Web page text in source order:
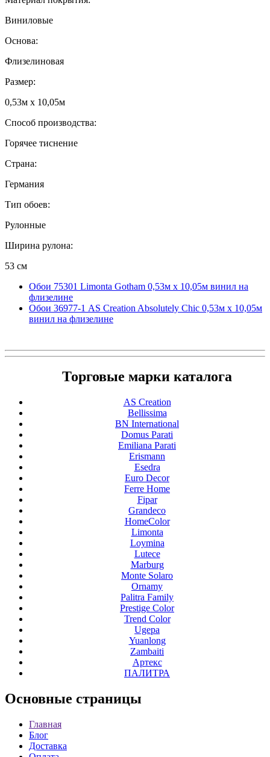
Виниловые
Основа:
Флизелиновая
Размер:
0,53м x 10,05м
Способ производства:
Горячее тиснение
Страна:
Германия
Тип обоев:
Рулонные
Ширина рулона:
53 см
Обои 75301 Limonta Gotham 0,53м x 10,05м винил на
флизелине
Обои 36977-1 AS Creation Absolutely Chic 0,53м x 10,05м
винил на флизелине
Торговые марки каталога
AS Creation
Bellissima
BN International
Domus Parati
Emiliana Parati
Erismann
Esedra
Euro Decor
Ferre Home
Fipar
Grandeco
HomeColor
Limonta
Loymina
Lutece
Marburg
Monte Solaro
Ornamy
Palitra Family
Prestige Color
Trend Color
Ugepa
Yuanlong
Zambaiti
Артекс
ПАЛИТРА
Основные страницы
Главная
Блог
Доставка